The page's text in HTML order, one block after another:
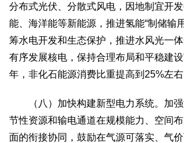
分布式光伏、分散式风电，因地制宜开
能、海洋能等新能源，推进氢能“制储输
筹水电开发和生态保护，推进水风光一
有序发展核电，保持合理布局和平稳建
年，非化石能源消费比重提高到25%左右
（八）加快构建新型电力系统。加强
节性资源和输电通道在规模能力、空间
面的衔接协同，鼓励在气源可落实、气